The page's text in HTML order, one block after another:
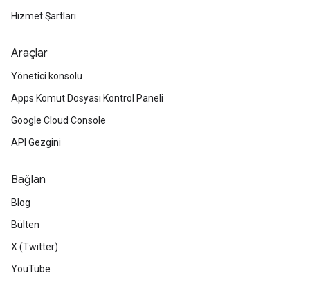
Hizmet Şartları
Araçlar
Yönetici konsolu
Apps Komut Dosyası Kontrol Paneli
Google Cloud Console
API Gezgini
Bağlan
Blog
Bülten
X (Twitter)
YouTube